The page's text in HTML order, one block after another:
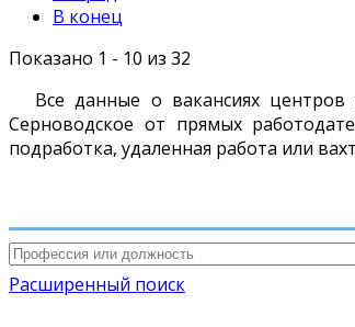
В конец
Показано 1 - 10 из 32
Все данные о вакансиях
Серноводское от прямых
подработка, удаленная работа или
Расширенный поиск